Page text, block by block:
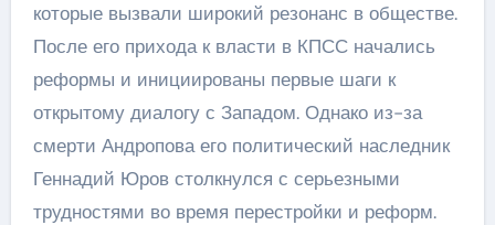
которые вызвали широкий резонанс в обществе.
После его прихода к власти в КПСС начались
реформы и инициированы первые шаги к
открытому диалогу с Западом. Однако из-за
смерти Андропова его политический наследник
Геннадий Юров столкнулся с серьезными
трудностями во время перестройки и реформ.